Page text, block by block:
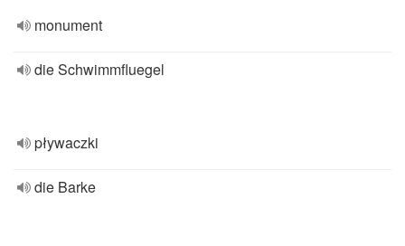
monument
die Schwimmfluegel
pływaczki
die Barke